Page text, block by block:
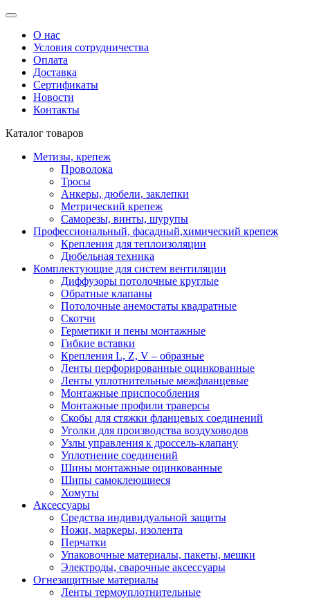
О нас
Условия сотрудничества
Оплата
Доставка
Сертификаты
Новости
Контакты
Каталог товаров
Метизы, крепеж
Проволока
Тросы
Анкеры, дюбели, заклепки
Метрический крепеж
Саморезы, винты, шурупы
Профессиональный, фасадный,химический крепеж
Крепления для теплоизоляции
Дюбельная техника
Комплектующие для систем вентиляции
Диффузоры потолочные круглые
Обратные клапаны
Потолочные анемостаты квадратные
Скотчи
Герметики и пены монтажные
Гибкие вставки
Крепления L, Z, V – образные
Ленты перфорированные оцинкованные
Ленты уплотнительные межфланцевые
Монтажные приспособления
Монтажные профили траверсы
Скобы для стяжки фланцевых соединений
Уголки для производства воздуховодов
Узлы управления к дроссель-клапану
Уплотнение соединений
Шины монтажные оцинкованные
Шипы самоклеющиеся
Хомуты
Аксессуары
Средства индивидуальной защиты
Ножи, маркеры, изолента
Перчатки
Упаковочные материалы, пакеты, мешки
Электроды, сварочные аксессуары
Огнезащитные материалы
Ленты термоуплотнительные